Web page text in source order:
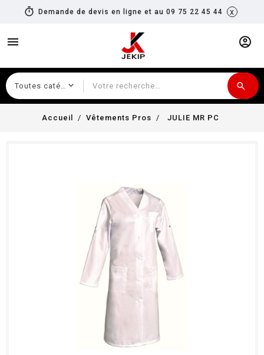
timer Demande de devis en ligne et au 09 75 22 45 44 x
menu account_circle
search
Accueil Vêtements Pros JULIE MR PC